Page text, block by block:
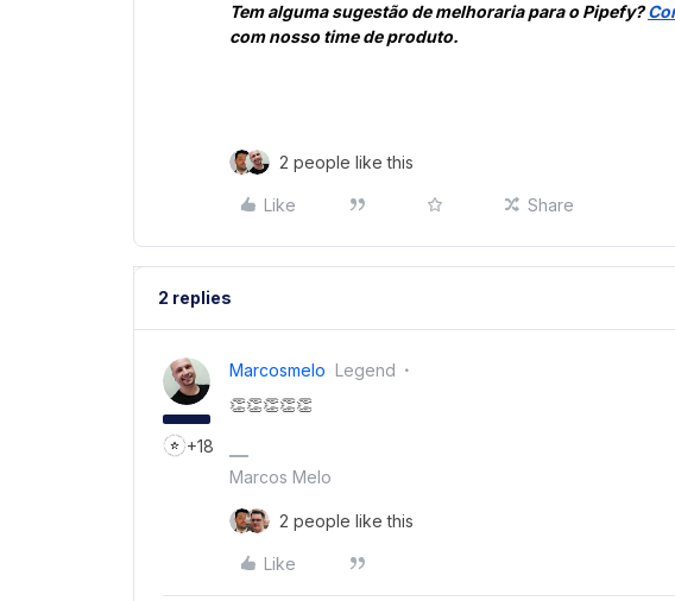
Tem alguma sugestão de melhoraria para o Pipefy?
com nosso time de produto.
2 people like this
Like Share
2 replies
+18
Marcosmelo Legend
👏👏👏👏👏
Marcos Melo
2 people like this
Like